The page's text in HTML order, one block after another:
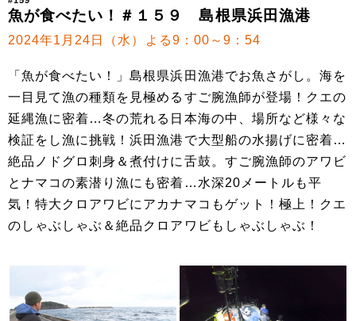
魚が食べたい！＃１５９ 島根県浜田漁港
2024年1月24日（水）よる9：00～9：54
「魚が食べたい！」島根県浜田漁港でお魚さがし。海を
一目見て漁の種類を見極めるすご腕漁師が登場！クエの
延縄漁に密着…冬の荒れる日本海の中、場所など様々な
検証をし漁に挑戦！浜田漁港で大型船の水揚げに密着…
絶品ノドグロ刺身＆煮付けに舌鼓。すご腕漁師のアワビ
とナマコの素潜り漁にも密着…水深20メートルも平
気！特大クロアワビにアカナマコもゲット！極上！クエ
のしゃぶしゃぶ＆絶品クロアワビもしゃぶしゃぶ！